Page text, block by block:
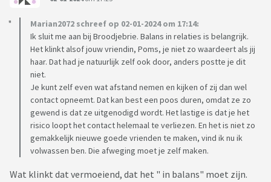
Marian2072 schreef op 02-01-2024 om 17:14:
Ik sluit me aan bij Broodjebrie. Balans in relaties is belangrijk.
Het klinkt alsof jouw vriendin, Poms, je niet zo waardeert als jij
haar. Dat had je natuurlijk zelf ook door, anders postte je dit
niet.
Je kunt zelf even wat afstand nemen en kijken of zij dan wel
contact opneemt. Dat kan best een poos duren, omdat ze zo
gewend is dat ze uitgenodigd wordt. Het lastige is dat je het
risico loopt het contact helemaal te verliezen. En het is niet zo
gemakkelijk nieuwe goede vrienden te maken, vind ik nu ik
volwassen ben. Die afweging moet je zelf maken.
Wat klinkt dat vermoeiend, dat het " in balans" moet zijn.